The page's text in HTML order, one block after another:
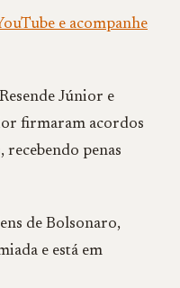
e acompanhe
Júnior e
firmaram acordos
recebendo penas
de Bolsonaro,
e está em